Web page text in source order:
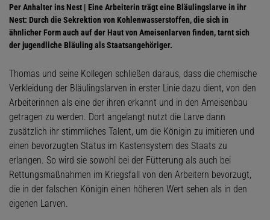
Per Anhalter ins Nest | Eine Arbeiterin trägt eine Bläulingslarve in ihr
Nest: Durch die Sekrektion von Kohlenwasserstoffen, die sich in
ähnlicher Form auch auf der Haut von Ameisenlarven finden, tarnt sich
der jugendliche Bläuling als Staatsangehöriger.
Thomas und seine Kollegen schließen daraus, dass die chemische
Verkleidung der Bläulingslarven in erster Linie dazu dient, von den
Arbeiterinnen als eine der ihren erkannt und in den Ameisenbau
getragen zu werden. Dort angelangt nutzt die Larve dann
zusätzlich ihr stimmliches Talent, um die Königin zu imitieren und
einen bevorzugten Status im Kastensystem des Staats zu
erlangen. So wird sie sowohl bei der Fütterung als auch bei
Rettungsmaßnahmen im Kriegsfall von den Arbeitern bevorzugt,
die in der falschen Königin einen höheren Wert sehen als in den
eigenen Larven.